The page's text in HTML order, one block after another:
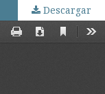
Descargar